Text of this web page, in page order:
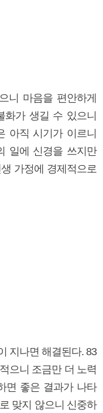
니 마음을 편안하게
화가 생길 수 있으니
아직 시기가 이르니
일에 신경을 쓰지만
가정에 경제적으로
지나면 해결된다. 83
으니 조금만 더 노력
면 좋은 결과가 나타
맞지 않으니 신중하